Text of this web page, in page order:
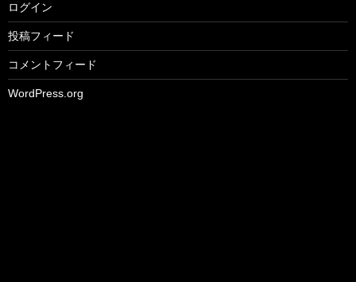
ログイン
投稿フィード
コメントフィード
WordPress.org